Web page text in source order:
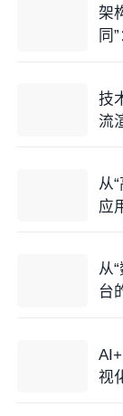
架
同
技
流
从
应
从
台
视